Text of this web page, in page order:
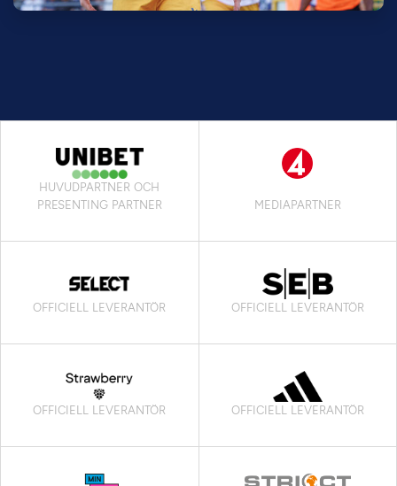
HUVUDPARTNER OCH
PRESENTING PARTNER
MEDIAPARTNER
OFFICIELL LEVERANTÖR OFFICIELL LEVERANTÖR
OFFICIELL LEVERANTÖR OFFICIELL LEVERANTÖR